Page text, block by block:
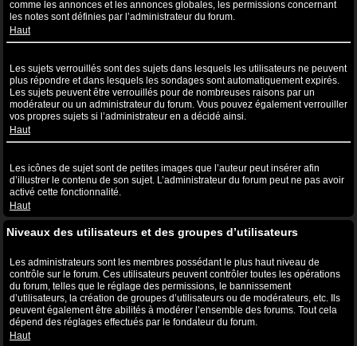
comme les annonces et les annonces globales, les permissions concernant
les notes sont définies par l’administrateur du forum.
Haut
Les sujets verrouillés sont des sujets dans lesquels les utilisateurs ne peuvent
plus répondre et dans lesquels les sondages sont automatiquement expirés.
Les sujets peuvent être verrouillés pour de nombreuses raisons par un
modérateur ou un administrateur du forum. Vous pouvez également verrouiller
vos propres sujets si l’administrateur en a décidé ainsi.
Haut
Les icônes de sujet sont de petites images que l’auteur peut insérer afin
d’illustrer le contenu de son sujet. L’administrateur du forum peut ne pas avoir
activé cette fonctionnalité.
Haut
Niveaux des utilisateurs et des groupes d’utilisateurs
Les administrateurs sont les membres possédant le plus haut niveau de
contrôle sur le forum. Ces utilisateurs peuvent contrôler toutes les opérations
du forum, telles que le réglage des permissions, le bannissement
d’utilisateurs, la création de groupes d’utilisateurs ou de modérateurs, etc. Ils
peuvent également être abilités à modérer l’ensemble des forums. Tout cela
dépend des réglages effectués par le fondateur du forum.
Haut